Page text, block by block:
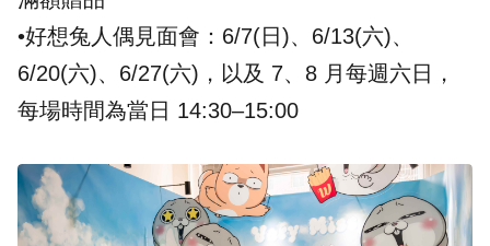
•好想兔人偶見面會：6/7(日)、6/13(六)、
6/20(六)、6/27(六)，以及 7、8 月每週六日，
每場時間為當日 14:30–15:00